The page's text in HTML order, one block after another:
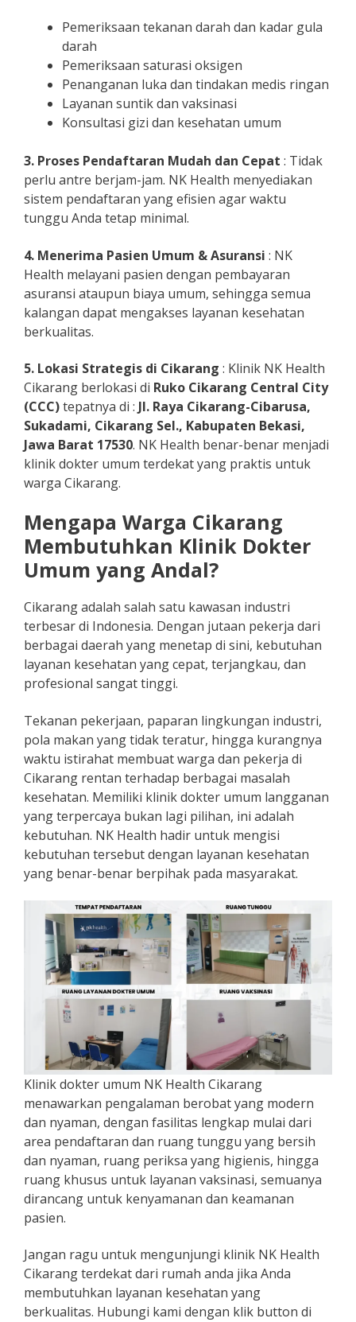
Pemeriksaan tekanan darah dan kadar gula
darah
Pemeriksaan saturasi oksigen
Penanganan luka dan tindakan medis ringan
Layanan suntik dan vaksinasi
Konsultasi gizi dan kesehatan umum
3. Proses Pendaftaran Mudah dan Cepat : Tidak
perlu antre berjam-jam. NK Health menyediakan
sistem pendaftaran yang efisien agar waktu
tunggu Anda tetap minimal.
4. Menerima Pasien Umum & Asuransi : NK
Health melayani pasien dengan pembayaran
asuransi ataupun biaya umum, sehingga semua
kalangan dapat mengakses layanan kesehatan
berkualitas.
5. Lokasi Strategis di Cikarang : Klinik NK Health
Cikarang berlokasi di Ruko Cikarang Central City
(CCC)tepatnya di : Jl. Raya Cikarang-Cibarusa,
Sukadami, Cikarang Sel., Kabupaten Bekasi,
Jawa Barat 17530. NK Health benar-benar menjadi
klinik dokter umum terdekat yang praktis untuk
warga Cikarang.
Mengapa Warga Cikarang
Membutuhkan Klinik Dokter
Umum yang Andal?
Cikarang adalah salah satu kawasan industri
terbesar di Indonesia. Dengan jutaan pekerja dari
berbagai daerah yang menetap di sini, kebutuhan
layanan kesehatan yang cepat, terjangkau, dan
profesional sangat tinggi.
Tekanan pekerjaan, paparan lingkungan industri,
pola makan yang tidak teratur, hingga kurangnya
waktu istirahat membuat warga dan pekerja di
Cikarang rentan terhadap berbagai masalah
kesehatan. Memiliki klinik dokter umum langganan
yang terpercaya bukan lagi pilihan, ini adalah
kebutuhan. NK Health hadir untuk mengisi
kebutuhan tersebut dengan layanan kesehatan
yang benar-benar berpihak pada masyarakat.
Klinik dokter umum NK Health Cikarang
menawarkan pengalaman berobat yang modern
dan nyaman, dengan fasilitas lengkap mulai dari
area pendaftaran dan ruang tunggu yang bersih
dan nyaman, ruang periksa yang higienis, hingga
ruang khusus untuk layanan vaksinasi, semuanya
dirancang untuk kenyamanan dan keamanan
pasien.
Jangan ragu untuk mengunjungi klinik NK Health
Cikarang terdekat dari rumah anda jika Anda
membutuhkan layanan kesehatan yang
berkualitas. Hubungi kami dengan klik button di